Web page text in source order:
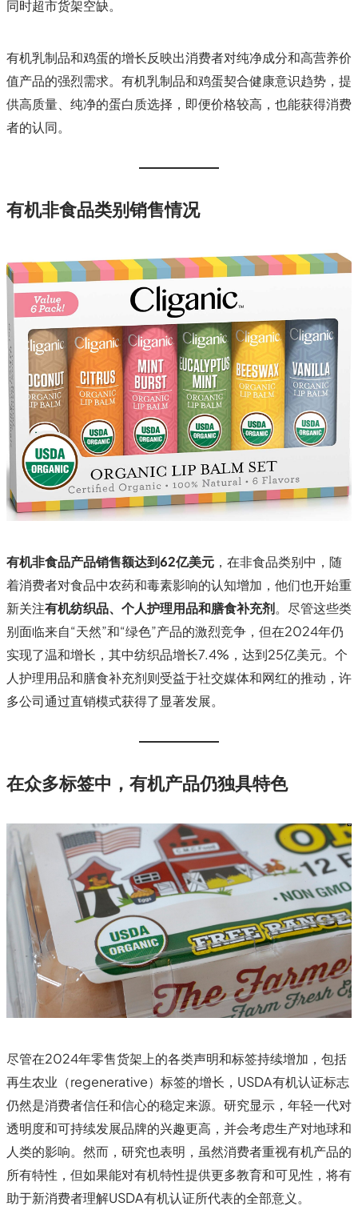
同时超市货架空缺。
有机乳制品和鸡蛋的增长反映出消费者对纯净成分和高营养价
值产品的强烈需求。有机乳制品和鸡蛋契合健康意识趋势，提
供高质量、纯净的蛋白质选择，即便价格较高，也能获得消费
者的认同。
有机非食品类别销售情况
有机非食品产品销售额达到62亿美元 ，在非食品类别中，随
着消费者对食品中农药和毒素影响的认知增加，他们也开始重
新关注有机纺织品、个人护理用品和膳食补充剂。尽管这些类
别面临来自“天然”和“绿色”产品的激烈竞争，但在2024年仍
实现了温和增长，其中纺织品增长7.4%，达到25亿美元。个
人护理用品和膳食补充剂则受益于社交媒体和网红的推动，许
多公司通过直销模式获得了显著发展。
在众多标签中，有机产品仍独具特色
尽管在2024年零售货架上的各类声明和标签持续增加，包括
再生农业（regenerative）标签的增长，USDA有机认证标志
仍然是消费者信任和信心的稳定来源。研究显示，年轻一代对
透明度和可持续发展品牌的兴趣更高，并会考虑生产对地球和
人类的影响。然而，研究也表明，虽然消费者重视有机产品的
所有特性，但如果能对有机特性提供更多教育和可见性，将有
助于新消费者理解USDA有机认证所代表的全部意义。